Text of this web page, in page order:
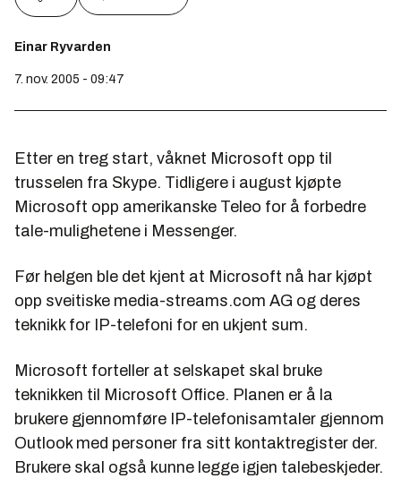
Einar Ryvarden
7. nov. 2005 - 09:47
Etter en treg start, våknet Microsoft opp til
trusselen fra Skype. Tidligere i august kjøpte
Microsoft opp amerikanske Teleo for å forbedre
tale-mulighetene i Messenger.
Før helgen ble det kjent at Microsoft nå har kjøpt
opp sveitiske media-streams.com AG og deres
teknikk for IP-telefoni for en ukjent sum.
Microsoft forteller at selskapet skal bruke
teknikken til Microsoft Office. Planen er å la
brukere gjennomføre IP-telefonisamtaler gjennom
Outlook med personer fra sitt kontaktregister der.
Brukere skal også kunne legge igjen talebeskjeder.